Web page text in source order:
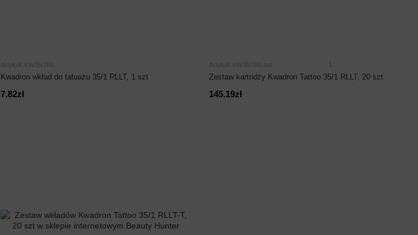
Artykuł: KW35/1RL
Kwadron wkład do tatuażu 35/1 RLLT, 1 szt
7.82zł
Artykuł: KW35/1RLset
Zestaw kartridży Kwadron Tattoo 35/1 RLLT, 20 szt
145.19zł